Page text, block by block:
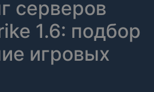
серверов
1.6: подбор
игровых